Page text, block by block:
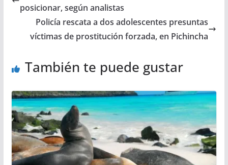
posicionar, según analistas
Policía rescata a dos adolescentes presuntas
víctimas de prostitución forzada, en Pichincha
También te puede gustar